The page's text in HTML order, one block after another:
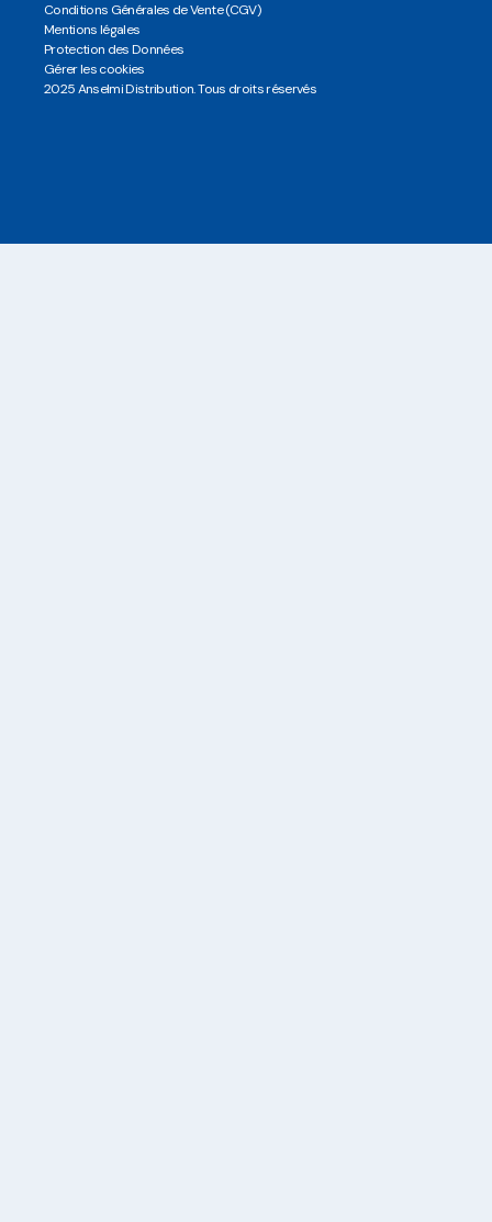
Conditions Générales de Vente (CGV)
Mentions légales
Protection des Données
Gérer les cookies
2025 Anselmi Distribution. Tous droits réservés